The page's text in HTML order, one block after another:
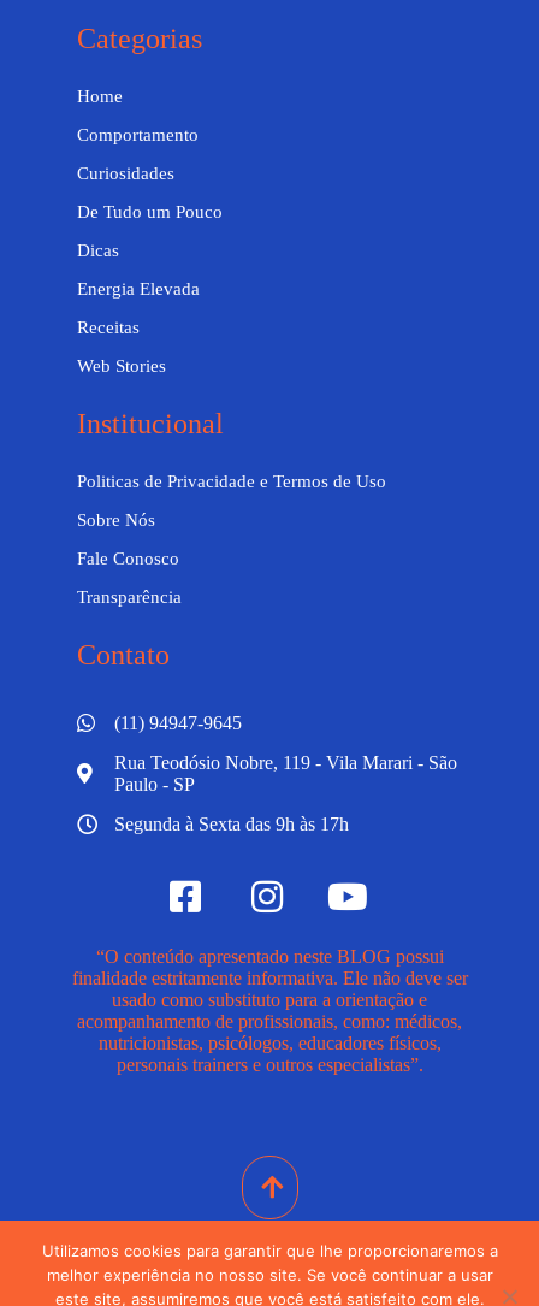
Categorias
Home
Comportamento
Curiosidades
De Tudo um Pouco
Dicas
Energia Elevada
Receitas
Web Stories
Institucional
Politicas de Privacidade e Termos de Uso
Sobre Nós
Fale Conosco
Transparência
Contato
(11) 94947-9645
Rua Teodósio Nobre, 119 - Vila Marari - São
Paulo - SP
Segunda à Sexta das 9h às 17h
“O conteúdo apresentado neste BLOG possui
finalidade estritamente informativa. Ele não deve ser
usado como substituto para a orientação e
acompanhamento de profissionais, como: médicos,
nutricionistas, psicólogos, educadores físicos,
personais trainers e outros especialistas”.
© 2024. Todos Os Direitos Reservados
Utilizamos cookies para garantir que lhe proporcionaremos a
melhor experiência no nosso site. Se você continuar a usar
este site, assumiremos que você está satisfeito com ele.